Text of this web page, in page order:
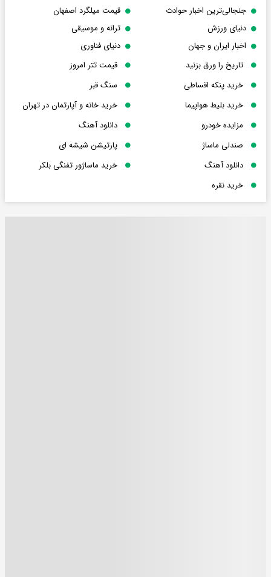
جنجالی‌ترین اخبار حوادث
قیمت میلگرد اصفهان
دنیای ورزش
ترانه و موسیقی
اخبار ایران و جهان
دنیای فناوری
تاریخ را ورق بزنید
قیمت تتر امروز
خرید پنکه اقساطی
سنگ قبر
خرید بلیط هواپیما
خرید خانه و آپارتمان در تهران
مزایده خودرو
دانلود آهنگ
صندلی ماساژ
پارتیشن شیشه ای
دانلود آهنگ
خرید ماساژور تفنگی بلکر
خرید نقره